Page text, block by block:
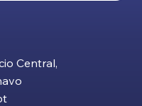
Central,